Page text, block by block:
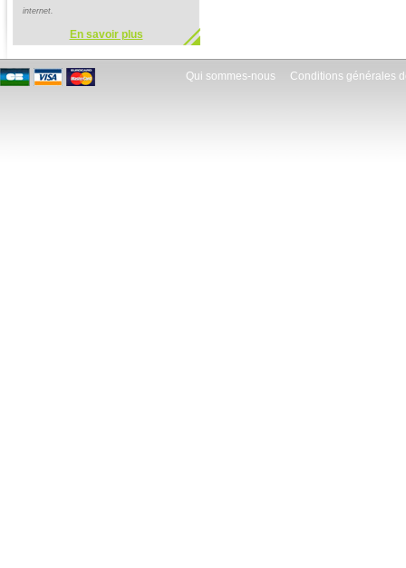
internet.
En savoir plus
Qui sommes-nous Conditions générales